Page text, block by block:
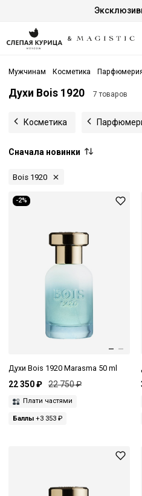
Мужчинам Косметика
Духи Bois 1920 7 товаров
Косметика
Сначала новинки
Bois 1920
-2%
Духи Bois 1920 Marasma 50 ml
22 350 ₽ 22 750 ₽
Плати частями
Баллы +3 353 ₽